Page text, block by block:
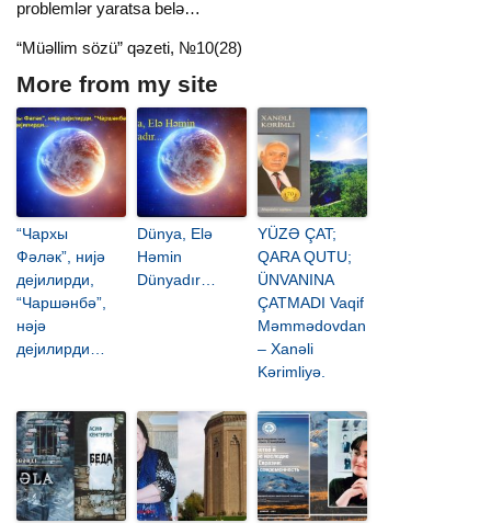
problemlər yaratsa belə…
“Müəllim sözü” qəzeti, №10(28)
More from my site
“Чархы
Фәләк”, ниjә
деjилирди,
“Чаршәнбә”,
нәjә
деjилирди…
Dünya, Elə
Həmin
Dünyadır…
YÜZƏ ÇAT;
QARA QUTU;
ÜNVANINA
ÇATMADI Vaqif
Məmmədovdan
– Xanəli
Kərimliyə.